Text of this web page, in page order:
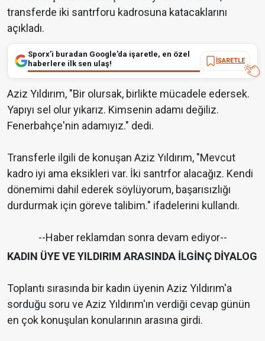
transferde iki santrforu kadrosuna katacaklarını
açıkladı.
Sporx’i buradan Google’da işaretle, en özel
haberlere ilk sen ulaş!
İŞARETLE
Aziz Yıldırım, "Bir olursak, birlikte mücadele edersek.
Yapıyı sel olur yıkarız. Kimsenin adamı değiliz.
Fenerbahçe'nin adamıyız." dedi.
Transferle ilgili de konuşan Aziz Yıldırım, "Mevcut
kadro iyi ama eksikleri var. İki santrfor alacağız. Kendi
dönemimi dahil ederek söylüyorum, başarısızlığı
durdurmak için göreve talibim." ifadelerini kullandı.
--Haber reklamdan sonra devam ediyor--
KADIN ÜYE VE YILDIRIM ARASINDA İLGİNÇ DİYALOG
Toplantı sırasında bir kadın üyenin Aziz Yıldırım'a
sorduğu soru ve Aziz Yıldırım'ın verdiği cevap günün
en çok konuşulan konularının arasına girdi.